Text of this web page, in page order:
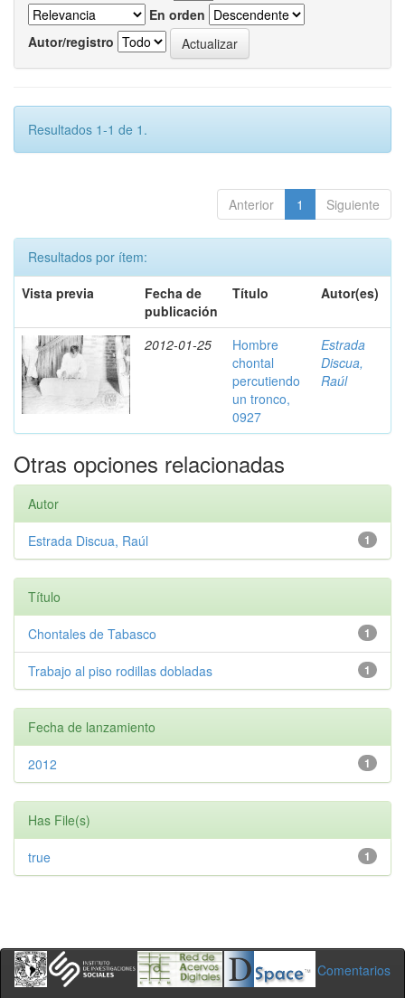
En orden
Autor/registro
Resultados 1-1 de 1.
Anterior 1 Siguiente
Resultados por ítem:
Vista previa
Fecha de
publicación
Título Autor(es)
2012-01-25
Hombre
chontal
percutiendo
un tronco,
0927
Estrada
Discua,
Raúl
Otras opciones relacionadas
Autor
1
Estrada Discua, Raúl
Título
1
Chontales de Tabasco
1
Trabajo al piso rodillas dobladas
Fecha de lanzamiento
1
2012
Has File(s)
1
true
Comentarios